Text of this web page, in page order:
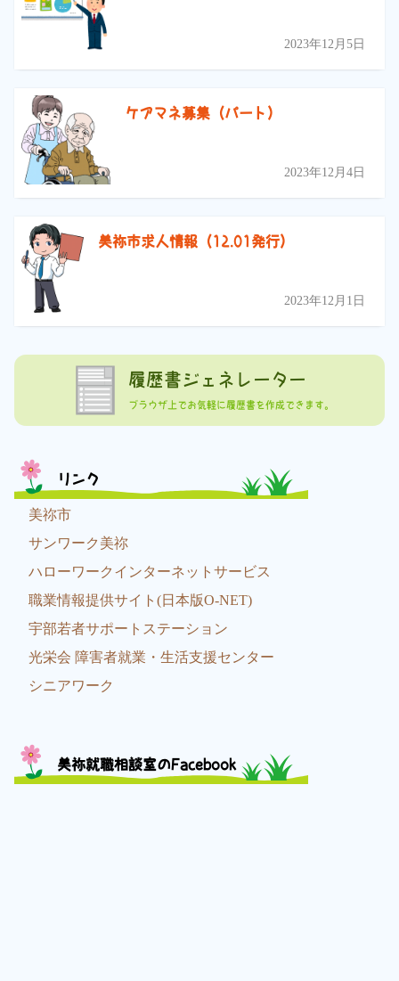
2023年12月5日
ケアマネ募集（パート）
2023年12月4日
美祢市求人情報（12.01発行）
2023年12月1日
履歴書ジェネレーター
ブラウザ上でお気軽に履歴書を作成できます。
リンク
美祢市
サンワーク美祢
ハローワークインターネットサービス
職業情報提供サイト(日本版O-NET)
宇部若者サポートステーション
光栄会 障害者就業・生活支援センター
シニアワーク
美祢就職相談室のFacebook